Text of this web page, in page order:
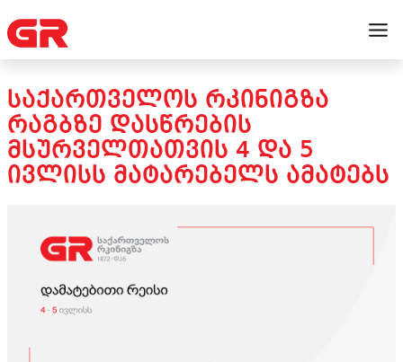
ᲡᲐᲥᲐᲠᲗᲕᲔᲚᲝᲡ ᲠᲙᲘᲜᲘᲒᲖᲐ
ᲠᲐᲒᲑᲖᲔ ᲓᲐᲡᲬᲠᲔᲑᲘᲡ
ᲛᲡᲣᲠᲕᲔᲚᲗᲐᲗᲕᲘᲡ 4 ᲓᲐ 5
ᲘᲕᲚᲘᲡᲡ ᲛᲐᲢᲐᲠᲔᲑᲔᲚᲡ ᲐᲛᲐᲢᲔᲑᲡ